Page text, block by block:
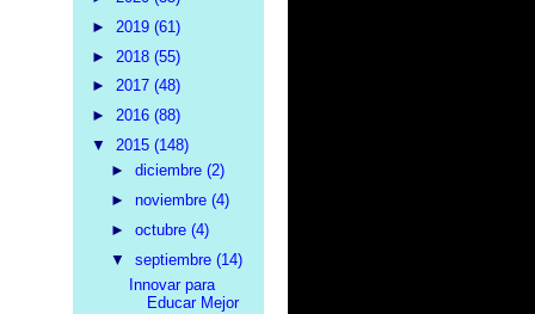
► 2019 (61)
► 2018 (55)
► 2017 (48)
► 2016 (88)
▼ 2015 (148)
► diciembre (2)
► noviembre (4)
► octubre (4)
▼ septiembre (14)
Innovar para
Educar Mejor